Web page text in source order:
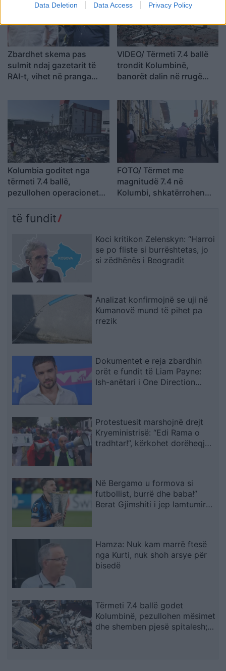
Data Deletion Data Access Privacy Policy
Zbardhet skema pas
sulmit ndaj gazetarit të
RAI-t, vihet në pranga
në kërkim
VIDEO/ Tërmeti 7.4 ballë
trondit Kolumbinë,
banorët dalin në rrugë
dëmtime
Kolumbia goditet nga
tërmeti 7.4 ballë,
pezullohen operacionet
FOTO/ Tërmet me
magnitudë 7.4 në
Kolumbi, shkatërrohen
të fundit
Koci kritikon Zelenskyn: “Harroi
se po fliste si burrështetas, jo
si zëdhënës i Beogradit
Analizat konfirmojnë se uji në
Kumanovë mund të pihet pa
rrezik
Dokumentet e reja zbardhin
orët e fundit të Liam Payne:
Ish-anëtari i One Direction
Protestuesit marshojnë drejt
Kryeministrisë: “Edi Rama o
tradhtar!”, kërkohet dorëheqja
Në Bergamo u formova si
futbollist, burrë dhe baba!”
Berat Gjimshiti i jep lamtumirën
Hamza: Nuk kam marrë ftesë
nga Kurti, nuk shoh arsye për
bisedë
Tërmeti 7.4 ballë godet
Kolumbinë, pezullohen mësimet
dhe shemben pjesë spitalesh;